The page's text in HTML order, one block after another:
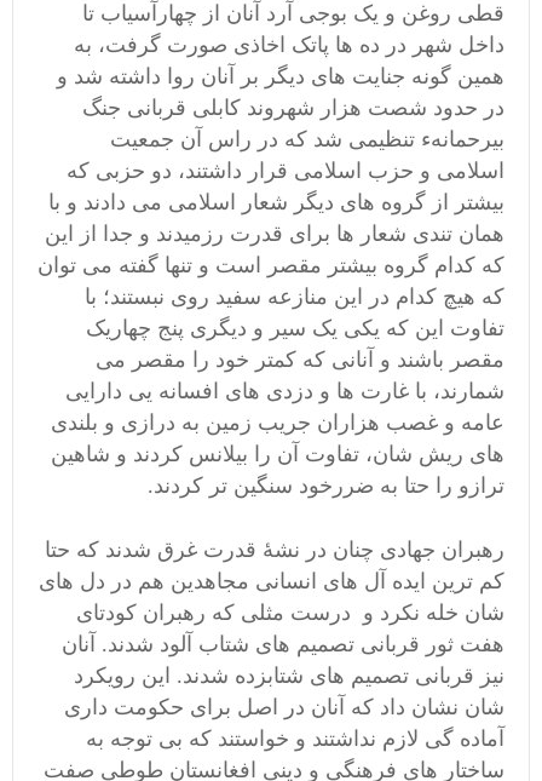
قطی روغن و یک بوجی آرد آنان از چهارآسیاب تا
داخل شهر در ده ها پاتک اخاذی صورت گرفت، به
همین گونه جنایت های دیگر بر آنان روا داشته شد و
در حدود شصت هزار شهروند کابلی قربانی جنگ
بیرحمانهء تنظیمی شد که در راس آن جمعیت
اسلامی و حزب اسلامی قرار داشتند، دو حزبی که
بیشتر از گروه های دیگر شعار اسلامی می دادند و با
همان تندی شعار ها برای قدرت رزمیدند و جدا از این
که کدام گروه بیشتر مقصر است و تنها گفته می توان
که هیچ کدام در این منازعه سفید روی نبستند؛ با
تفاوت این که یکی یک سیر و دیگری پنج چهاریک
مقصر باشند و آنانی که کمتر خود را مقصر می
شمارند، با غارت ها و دزدی های افسانه یی دارایی
عامه و غصب هزاران جریب زمین به درازی و بلندی
های ریش شان، تفاوت آن را بیلانس کردند و شاهین
ترازو را حتا به ضررخود سنگین تر کردند.
رهبران جهادی چنان در نشۀ قدرت غرق شدند که حتا
کم ترین ایده آل های انسانی مجاهدین هم در دل های
شان خله نکرد و درست مثلی که رهبران کودتای
هفت ثور قربانی تصمیم های شتاب آلود شدند. آنان
نیز قربانی تصمیم های شتابزده شدند. این رویکرد
شان نشان داد که آنان در اصل برای حکومت داری
آماده گی لازم نداشتند و خواستند که بی توجه به
ساختار های فرهنگی و دینی افغانستان طوطی صفت